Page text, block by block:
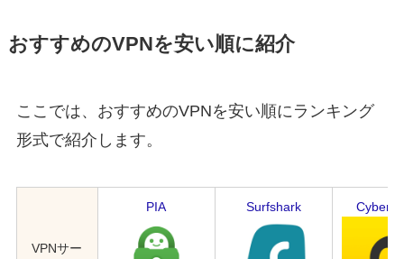
おすすめのVPNを安い順に紹介
ここでは、おすすめのVPNを安い順にランキング
形式で紹介します。
VPNサー
PIA Surfshark